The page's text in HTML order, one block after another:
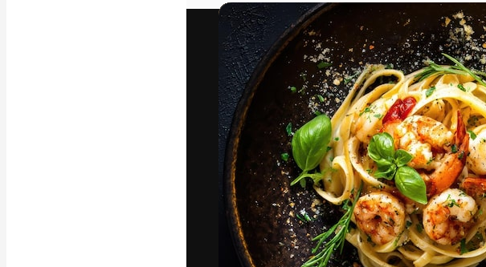
Videos
Filmmaterial
Motion Graphics
Videovorlagen
Icons
3D-Modelle
Schriftarten
Die kreative Plattform, um deine beste
Arbeit zu verwirklichen. Mehr als 1
Abonnenten unter Kreativen,
Agenturen und Studios.
Deutsch